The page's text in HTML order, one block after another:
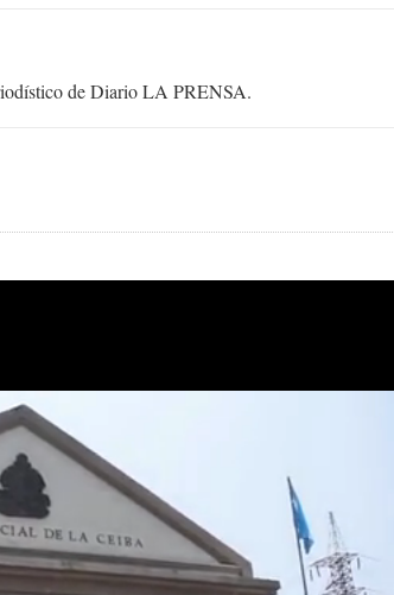
de Diario LA PRENSA.